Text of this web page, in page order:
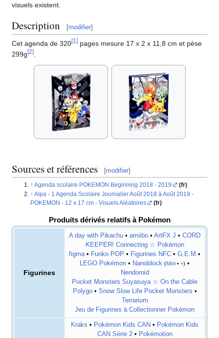
visuels existent.
Description [modifier]
Cet agenda de 320[1 ] pages mesure 17 x 2 x 11,8 cm et pèse
299g [2]
Sources et références [modifier]
Agenda scolaire POKEMON Beginning 2018 - 2019
(fr)
Alpa - 1 Agenda Scolaire Journalier Août 2018 à Août 2019 -
POKEMON - 12 x 17 cm - Visuels Aléatoires
(fr)
Produits dérivés relatifs à Pokémon
Figurines
A day with Pikachu • amiibo • ArtFX J • CORD
KEEPER! Connecting ☆ Pokémon
figma• Funko POP • Figurines NFC • G.E.M •
LEGO Pokémon • Nanoblock (Mini • +) •
Nendoroid
Pocket Monsters Suyasuya ☆ On the Cable
Polygo• Snow Slow Life Pocket Monsters •
Terrarium
Jeu de Figurines à Collectionner Pokémon
Kraks • Pokémon Kids CAN • Pokémon Kids
CAN Série 2• Pokémotion